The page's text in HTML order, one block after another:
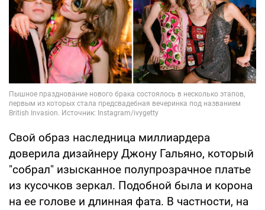
Свой образ наследница миллиардера
доверила дизайнеру Джону Гальяно, который
"собрал" изысканное полупрозрачное платье
из кусочков зеркал. Подобной была и корона
на ее голове и длинная фата. В частности, на